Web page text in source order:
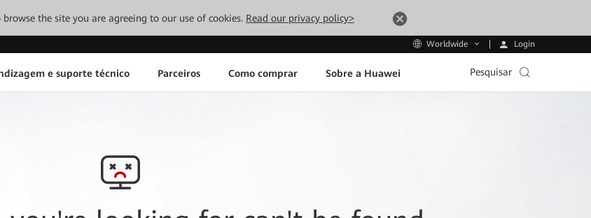
the site you are agreeing to our use of cookies. Read our privacy policy>
Worldwide Login
e suporte técnico Parceiros Como comprar Sobre a Huawei Pesquisar